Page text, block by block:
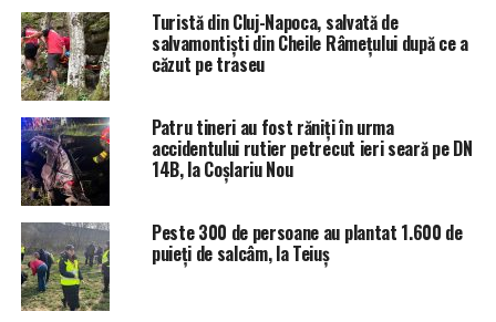
Turistă din Cluj-Napoca, salvată de
salvamontiști din Cheile Râmețului după ce a
căzut pe traseu
Patru tineri au fost răniți în urma
accidentului rutier petrecut ieri seară pe DN
14B, la Coșlariu Nou
Peste 300 de persoane au plantat 1.600 de
puieți de salcâm, la Teiuș